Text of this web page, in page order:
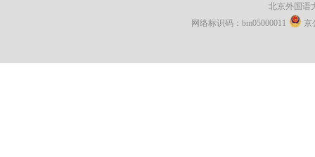
北京外国语
网络标识码：bm05000011
京